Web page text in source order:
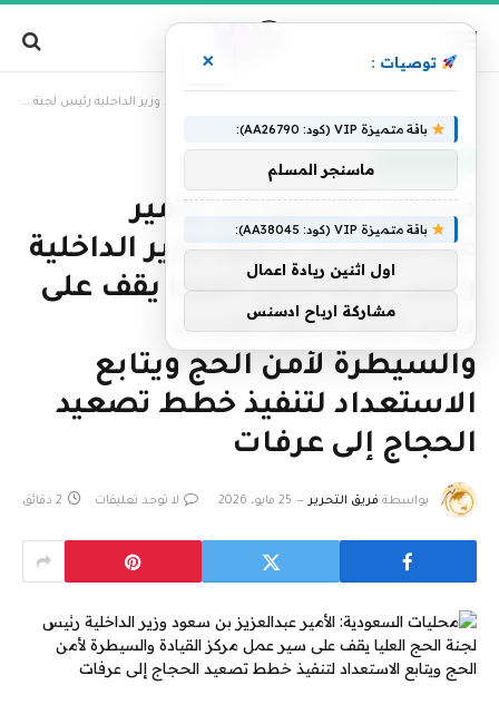
محليات السعودية: الأمير عبدالعزيز بن سعود وزير الداخلية رئيس لجنة الحج العليا يقف على سير عمل مركز القيادة والسيطرة لأمن الحج ويتابع الاستعداد لتنفيذ خطط تصعيد الحجاج إلى عرفات
محليات السعودية: الأمير
عبدالعزيز بن سعود وزير الداخلية
رئيس لجنة الحج العليا يقف على
سير عمل مركز القيادة
والسيطرة لأمن الحج ويتابع
الاستعداد لتنفيذ خطط تصعيد
الحجاج إلى عرفات
بواسطة فريق التحرير 25 مايو، 2026 لا توجد تعليقات 2 دقائق
توصيات : ×
باقة متميزة VIP (كود: AA26790):
ماسنجر المسلم
باقة متميزة VIP (كود: AA38045):
اول اثنين ريادة اعمال
مشاركة ارباح ادسنس